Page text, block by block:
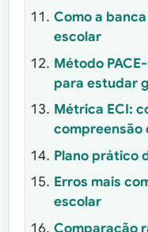
Como a
escolar
Método
para estudar
Métrica ECI:
compreensão
Plano prático
Erros mais
escolar
Comparação